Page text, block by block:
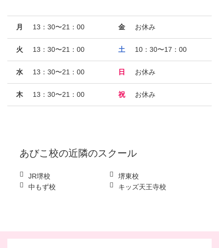
月 13：30〜21：00
火 13：30〜21：00
水 13：30〜21：00
木 13：30〜21：00
金 お休み
土 10：30〜17：00
日 お休み
祝 お休み
あびこ校の近隣のスクール
JR堺校
堺東校
中もず校
キッズ天王寺校